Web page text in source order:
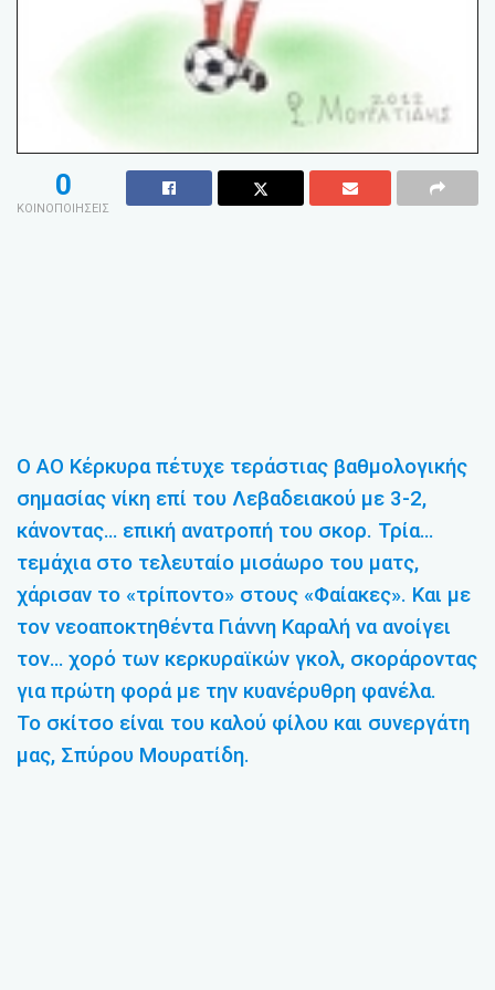
0
ΚΟΙΝΟΠΟΙΗΣΕΙΣ
Ο ΑΟ Κέρκυρα πέτυχε τεράστιας βαθμολογικής
σημασίας νίκη επί του Λεβαδειακού με 3-2,
κάνοντας… επική ανατροπή του σκορ. Τρία…
τεμάχια στο τελευταίο μισάωρο του ματς,
χάρισαν το «τρίποντο» στους «Φαίακες». Και με
τον νεοαποκτηθέντα Γιάννη Καραλή να ανοίγει
τον… χορό των κερκυραϊκών γκολ, σκοράροντας
για πρώτη φορά με την κυανέρυθρη φανέλα.
Το σκίτσο είναι του καλού φίλου και συνεργάτη
μας, Σπύρου Μουρατίδη.